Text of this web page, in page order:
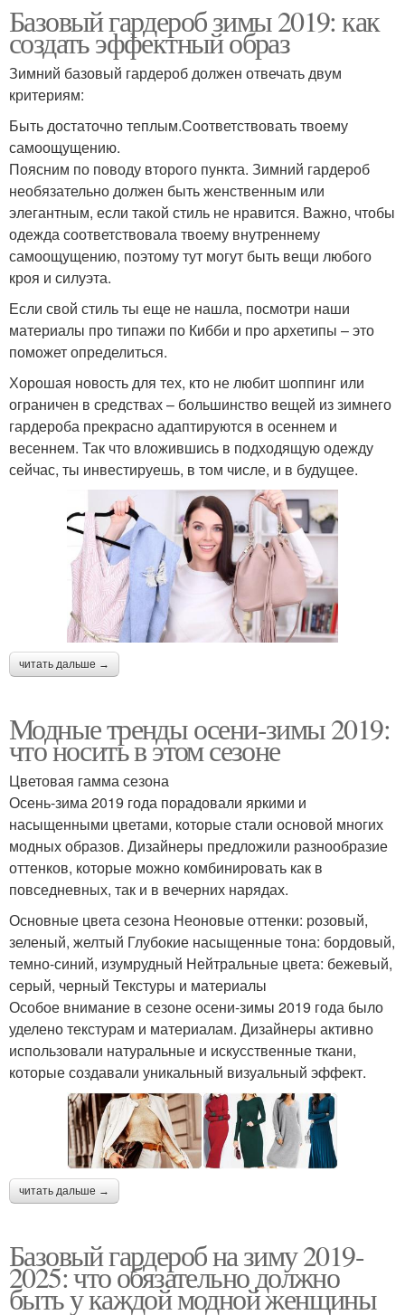
Базовый гардероб зимы 2019: как
создать эффектный образ
Зимний базовый гардероб должен отвечать двум
критериям:
Быть достаточно теплым.Соответствовать твоему
самоощущению.
Поясним по поводу второго пункта. Зимний гардероб
необязательно должен быть женственным или
элегантным, если такой стиль не нравится. Важно, чтобы
одежда соответствовала твоему внутреннему
самоощущению, поэтому тут могут быть вещи любого
кроя и силуэта.
Если свой стиль ты еще не нашла, посмотри наши
материалы про типажи по Кибби и про архетипы – это
поможет определиться.
Хорошая новость для тех, кто не любит шоппинг или
ограничен в средствах – большинство вещей из зимнего
гардероба прекрасно адаптируются в осеннем и
весеннем. Так что вложившись в подходящую одежду
сейчас, ты инвестируешь, в том числе, и в будущее.
читать дальше →
Модные тренды осени-зимы 2019:
что носить в этом сезоне
Цветовая гамма сезона
Осень-зима 2019 года порадовали яркими и
насыщенными цветами, которые стали основой многих
модных образов. Дизайнеры предложили разнообразие
оттенков, которые можно комбинировать как в
повседневных, так и в вечерних нарядах.
Основные цвета сезона Неоновые оттенки: розовый,
зеленый, желтый Глубокие насыщенные тона: бордовый,
темно-синий, изумрудный Нейтральные цвета: бежевый,
серый, черный Текстуры и материалы
Особое внимание в сезоне осени-зимы 2019 года было
уделено текстурам и материалам. Дизайнеры активно
использовали натуральные и искусственные ткани,
которые создавали уникальный визуальный эффект.
читать дальше →
Базовый гардероб на зиму 2019-
2025: что обязательно должно
быть у каждой модной женщины